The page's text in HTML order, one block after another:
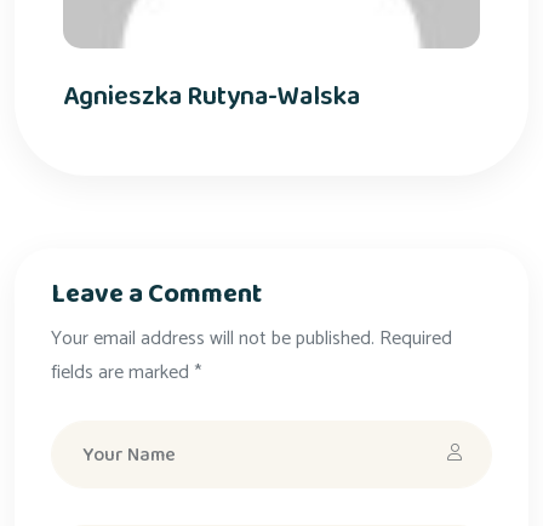
Agnieszka Rutyna-Walska
Leave a Comment
Your email address will not be published. Required
fields are marked *